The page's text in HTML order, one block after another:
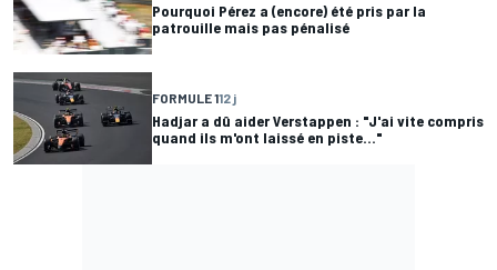
Pourquoi Pérez a (encore) été pris par la
patrouille mais pas pénalisé
FORMULE 112 j
Hadjar a dû aider Verstappen : "J'ai vite compris
quand ils m'ont laissé en piste..."